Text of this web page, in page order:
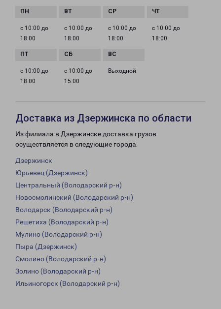
с 10:00 до
18:00
с 10:00 до
18:00
с 10:00 до
18:00
с 10:00 до
18:00
с 10:00 до
18:00
с 10:00 до
15:00
Выходной
Доставка из Дзержинска по области
Из филиала в Дзержинске доставка грузов
осуществляется в следующие города:
Дзержинск
Юрьевец (Дзержинск)
Центральный (Володарский р-н)
Новосмолинский (Володарский р-н)
Володарск (Володарский р-н)
Решетиха (Володарский р-н)
Мулино (Володарский р-н)
Пыра (Дзержинск)
Смолино (Володарский р-н)
Золино (Володарский р-н)
Ильиногорск (Володарский р-н)